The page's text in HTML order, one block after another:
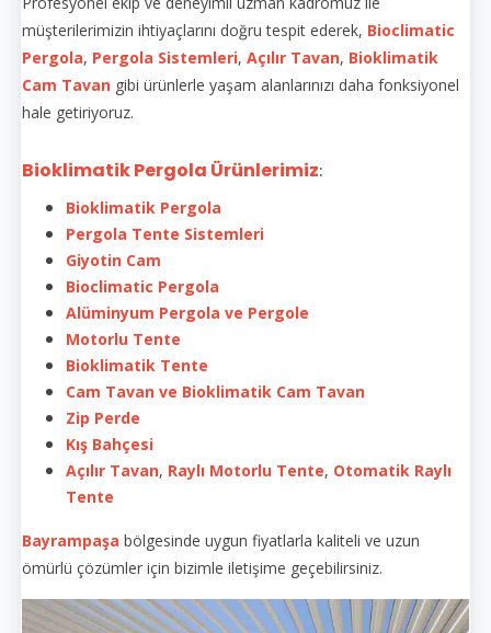
müşterilerimizin ihtiyaçlarını doğru tespit ederek, Bioclimatic
Pergola, Pergola Sistemleri, Açılır Tavan, Bioklimatik
Cam Tavan gibi ürünlerle yaşam alanlarınızı daha fonksiyonel
hale getiriyoruz.
Bioklimatik Pergola Ürünlerimiz:
Bioklimatik Pergola
Pergola Tente Sistemleri
Giyotin Cam
Bioclimatic Pergola
Alüminyum Pergola ve Pergole
Motorlu Tente
Bioklimatik Tente
Cam Tavan ve Bioklimatik Cam Tavan
Zip Perde
Kış Bahçesi
Açılır Tavan, Raylı Motorlu Tente, Otomatik Raylı
Tente
Bayrampaşa bölgesinde uygun fiyatlarla kaliteli ve uzun
ömürlü çözümler için bizimle iletişime geçebilirsiniz.